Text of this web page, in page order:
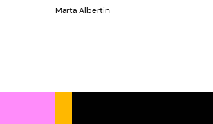
Marta Albertin